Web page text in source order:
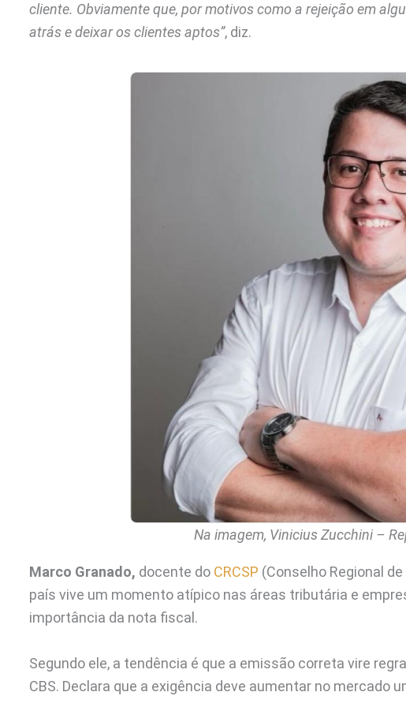
cliente. Obviamente que, por motivos como a rejeição em
atrás e deixar os clientes aptos”, diz.
Na imagem, Vinicius Zucchini –
Marco Granado, docente do CRCSP (Conselho Regional
país vive um momento atípico nas áreas tributária e
importância da nota fiscal.
Segundo ele, a tendência é que a emissão correta vire
CBS. Declara que a exigência deve aumentar no mercado